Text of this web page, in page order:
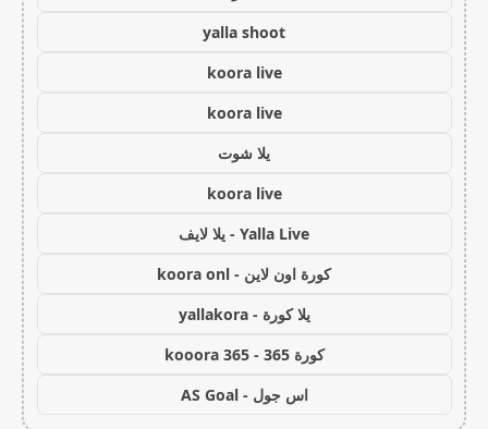
yalla shoot
koora live
koora live
يلا شوت
koora live
Yalla Live - يلا لايف
كورة اون لاين - koora onl
يلا كورة - yallakora
كورة 365 - kooora 365
اس جول - AS Goal